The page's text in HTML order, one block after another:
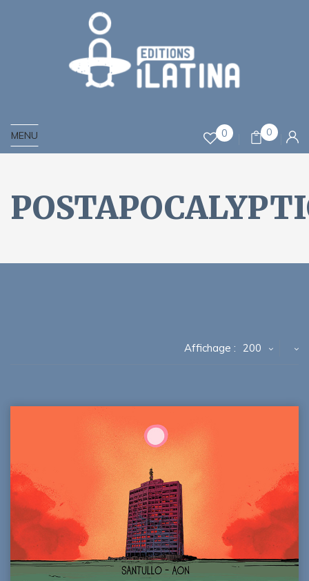
MENU 0 0
Affichage : 200